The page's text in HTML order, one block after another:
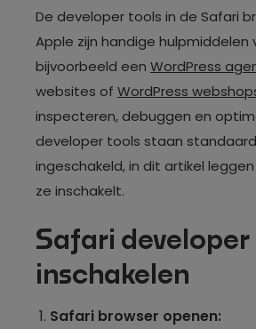
De developer tools in de Safari
Apple zijn handige hulpmiddelen
bijvoorbeeld een WordPress
websites of WordPress
inspecteren, debuggen en
developer tools staan
ingeschakeld, in dit artikel
ze inschakelt.
Safari developer
inschakelen
Safari browser openen: